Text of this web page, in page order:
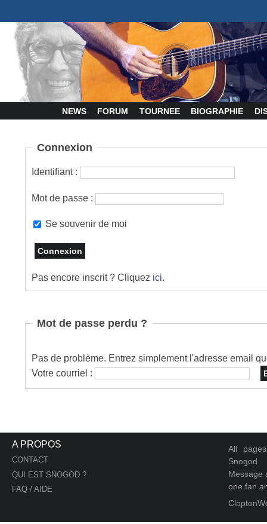
NEWS FORUM TOURNEE BIOGRAPHIE
Connexion
Identifiant :
Mot de passe :
Se souvenir de moi
Pas encore inscrit ? Cliquez ici.
Mot de passe perdu ?
Pas de problème. Entrez simplement l'adresse email
Votre courriel :
A PROPOS
CONTACT
QUI EST SNOGOD ?
FAQ / AIDE
All
Snogod
Message
one fan